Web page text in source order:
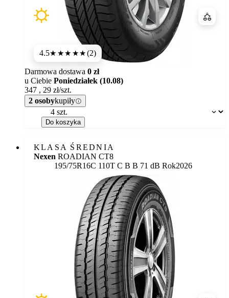
4.5★★★★★(2)
Dostępność:
Darmowa dostawa 0 zł
u Ciebie Poniedziałek (10.08)
347 , 29 zł/szt.
2 osobykupiły
Do koszyka
KLASA ŚREDNIA
Nexen ROADIAN CT8
195/75R16C 110T Etykieta:
C B B 71 dB Rok2026